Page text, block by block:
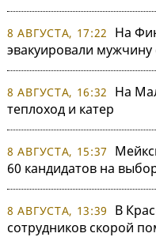
8 АВГУСТА, 17:22
На
эвакуировали мужчину
8 АВГУСТА, 16:32
На
теплоход и катер
8 АВГУСТА, 15:37
60 кандидатов на
8 АВГУСТА, 13:39
В
сотрудников скорой